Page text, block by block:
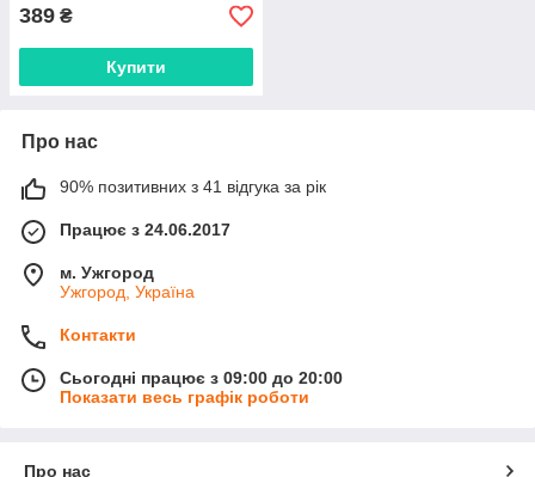
389 ₴
Купити
Про нас
90% позитивних з 41 відгука за рік
Працює з 24.06.2017
м. Ужгород
Ужгород, Україна
Контакти
Сьогодні працює з 09:00 до 20:00
Показати весь графік роботи
Про нас